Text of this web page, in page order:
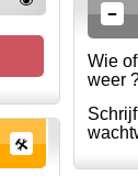
Wie
weer